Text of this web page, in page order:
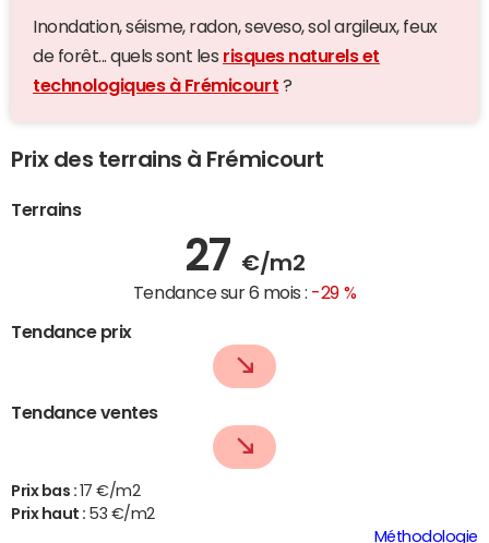
Inondation, séisme, radon, seveso, sol argileux, feux
de forêt... quels sont les risques naturels et
technologiques à Frémicourt ?
Prix des terrains à Frémicourt
Terrains
27 €/m2
Tendance sur 6 mois : -29 %
Tendance prix
Tendance ventes
Prix bas : 17 €/m2
Prix haut : 53 €/m2
Méthodologie